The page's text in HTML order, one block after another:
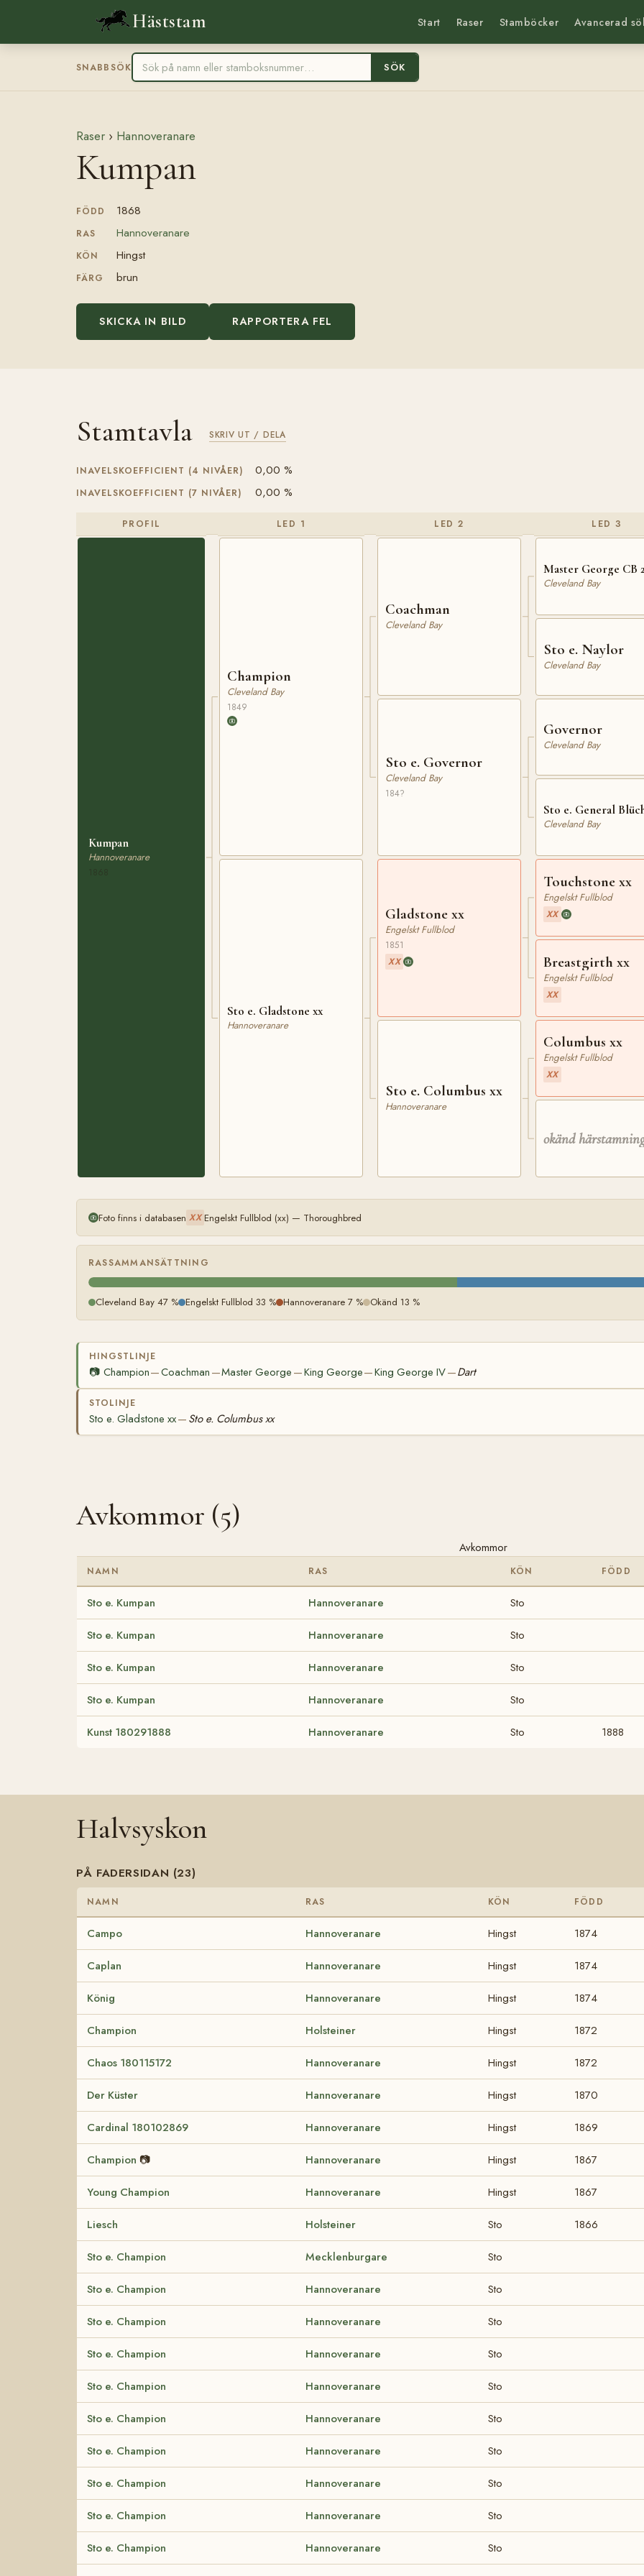
Häststam Start Raser Stamböcker Avancerad
SNABBSÖK SÖK
Raser › Hannoveranare
Kumpan
FÖDD 1868
RAS Hannoveranare
KÖN Hingst
FÄRG brun
SKICKA IN BILD RAPPORTERA FEL
Stamtavla SKRIV UT / DELA
INAVELSKOEFFICIENT (4 NIVÅER) 0,00 %
INAVELSKOEFFICIENT (7 NIVÅER) 0,00 %
PROFIL
Kumpan
Hannoveranare
LED 1
Champion
Cleveland Bay
1849
Sto e. Gladstone xx
Hannoveranare
LED 2
Coachman
Cleveland Bay
Sto e. Governor
Cleveland Bay
184?
Gladstone xx
Engelskt Fullblod
1851
XX
Sto e. Columbus xx
Hannoveranare
LED 3
Master George CB
Cleveland Bay
Sto e. Naylor
Cleveland Bay
Governor
Cleveland Bay
Sto e. General
Cleveland Bay
Touchstone xx
Engelskt Fullblod
XX
Breastgirth xx
Engelskt Fullblod
XX
Columbus xx
Engelskt Fullblod
XX
okänd
Foto finns i databasen XX Engelskt Fullblod (xx) — Thoroughbred
RASSAMMANSÄTTNING
Cleveland Bay 47 % Engelskt Fullblod 33 % Hannoveranare 7 % Okänd 13 %
HINGSTLINJE
📷 Champion—Coachman —Master George —King George—King George IV—Dart
STOLINJE
Sto e. Gladstone xx— Sto e. Columbus xx
Avkommor (5)
Avkommor
NAMN RAS KÖN FÖDD
Sto e. Kumpan Hannoveranare Sto
Sto e. Kumpan Hannoveranare Sto
Sto e. Kumpan Hannoveranare Sto
Sto e. Kumpan Hannoveranare Sto
Kunst 180291888 Hannoveranare Sto 1888
Halvsyskon
PÅ FADERSIDAN (23)
NAMN RAS KÖN FÖDD
Campo Hannoveranare Hingst 1874
Caplan Hannoveranare Hingst 1874
König Hannoveranare Hingst 1874
Champion Holsteiner Hingst 1872
Chaos 180115172 Hannoveranare Hingst 1872
Der Küster Hannoveranare Hingst 1870
Cardinal 180102869 Hannoveranare Hingst 1869
Champion 📷 Hannoveranare Hingst 1867
Young Champion Hannoveranare Hingst 1867
Liesch Holsteiner Sto 1866
Sto e. Champion Mecklenburgare Sto
Sto e. Champion Hannoveranare Sto
Sto e. Champion Hannoveranare Sto
Sto e. Champion Hannoveranare Sto
Sto e. Champion Hannoveranare Sto
Sto e. Champion Hannoveranare Sto
Sto e. Champion Hannoveranare Sto
Sto e. Champion Hannoveranare Sto
Sto e. Champion Hannoveranare Sto
Sto e. Champion Hannoveranare Sto